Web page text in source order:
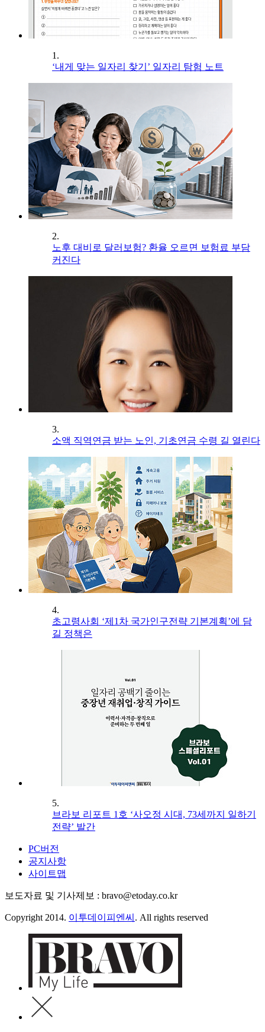
1.
‘내게 맞는 일자리 찾기’ 일자리 탐험 노트
2.
노후 대비로 달러보험? 환율 오르면 보험료 부담
커진다
3.
소액 직역연금 받는 노인, 기초연금 수령 길 열린다
4.
초고령사회 ‘제1차 국가인구전략 기본계획’에 담
길 정책은
5.
브라보 리포트 1호 ‘사오정 시대, 73세까지 일하기
전략’ 발간
PC버전
공지사항
사이트맵
보도자료 및 기사제보 : bravo@etoday.co.kr
Copyright 2014. 이투데이피엔씨 . All rights reserved